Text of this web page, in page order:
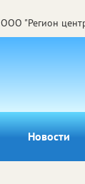
ООО "Регион
Новости